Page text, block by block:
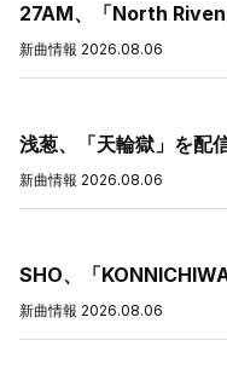
27AM、「North
新曲情報 2026.08.06
浅葱、「天輪獄」を配
新曲情報 2026.08.06
SHO、「
新曲情報 2026.08.06